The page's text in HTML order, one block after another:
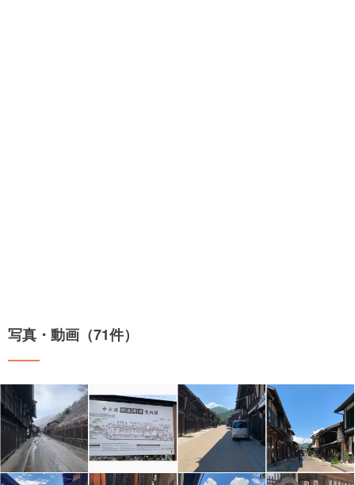
写真・動画（71件）